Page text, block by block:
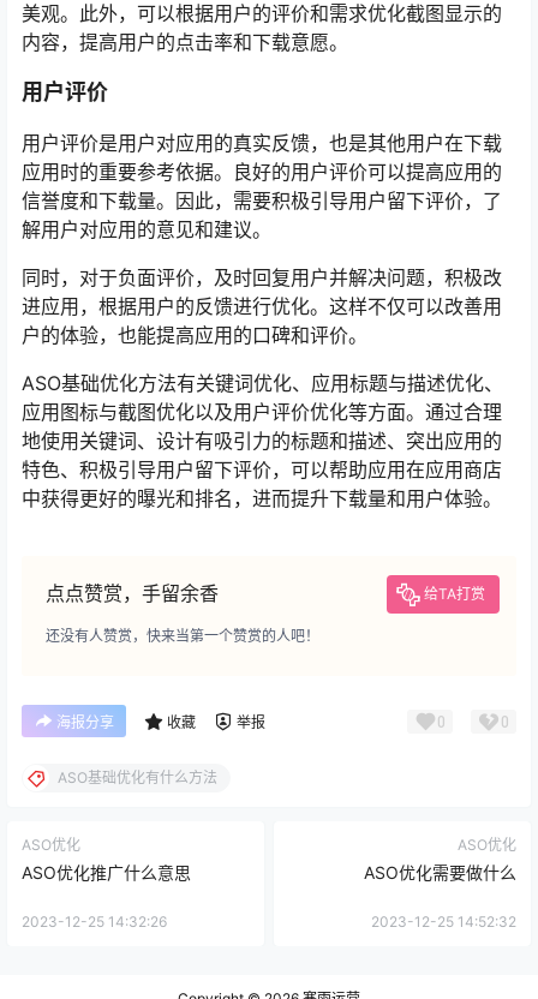
美观。此外，可以根据用户的评价和需求优化截图显示的
内容，提高用户的点击率和下载意愿。
用户评价
用户评价是用户对应用的真实反馈，也是其他用户在下载
应用时的重要参考依据。良好的用户评价可以提高应用的
信誉度和下载量。因此，需要积极引导用户留下评价，了
解用户对应用的意见和建议。
同时，对于负面评价，及时回复用户并解决问题，积极改
进应用，根据用户的反馈进行优化。这样不仅可以改善用
户的体验，也能提高应用的口碑和评价。
ASO基础优化方法有关键词优化、应用标题与描述优化、
应用图标与截图优化以及用户评价优化等方面。通过合理
地使用关键词、设计有吸引力的标题和描述、突出应用的
特色、积极引导用户留下评价，可以帮助应用在应用商店
中获得更好的曝光和排名，进而提升下载量和用户体验。
点点赞赏，手留余香 给TA打赏
还没有人赞赏，快来当第一个赞赏的人吧！
海报分享 收藏 举报 0 0
ASO基础优化有什么方法
ASO优化
ASO优化推广什么意思
2023-12-25 14:32:26
ASO优化
ASO优化需要做什么
2023-12-25 14:52:32